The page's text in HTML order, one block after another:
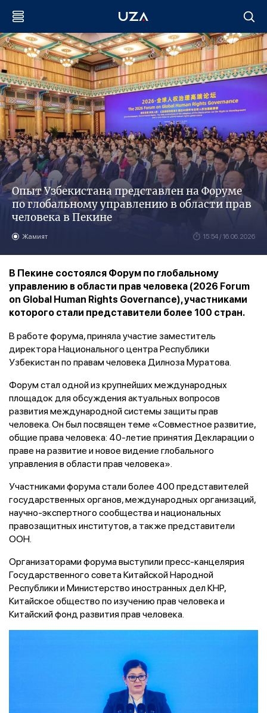
Опыт Узбекистана представлен на Форуме
по глобальному управлению в области прав
человека в Пекине
Жамият 15:54 / 16.06.2026
В Пекине состоялся Форум по глобальному
управлению в области прав человека (2026 Forum
on Global Human Rights Governance), участниками
которого стали представители более 100 стран.
В работе форума, приняла участие заместитель
директора Национального центра Республики
Узбекистан по правам человека Дилноза Муратова.
Форум стал одной из крупнейших международных
площадок для обсуждения актуальных вопросов
развития международной системы защиты прав
человека. Он был посвящен теме «Совместное развитие,
общие права человека: 40-летие принятия Декларации о
праве на развитие и новое видение глобального
управления в области прав человека».
Участниками форума стали более 400 представителей
государственных органов, международных организаций,
научно-экспертного сообщества и национальных
правозащитных институтов, а также представители
ООН.
Организаторами форума выступили пресс-канцелярия
Государственного совета Китайской Народной
Республики и Министерство иностранных дел КНР,
Китайское общество по изучению прав человека и
Китайский фонд развития прав человека.